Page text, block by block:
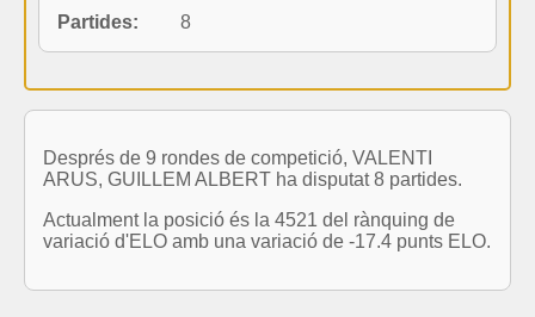
Partides:
8
Després de 9 rondes de competició, VALENTI
ARUS, GUILLEM ALBERT ha disputat 8 partides.
Actualment la posició és la 4521 del rànquing de
variació d'ELO amb una variació de -17.4 punts ELO.